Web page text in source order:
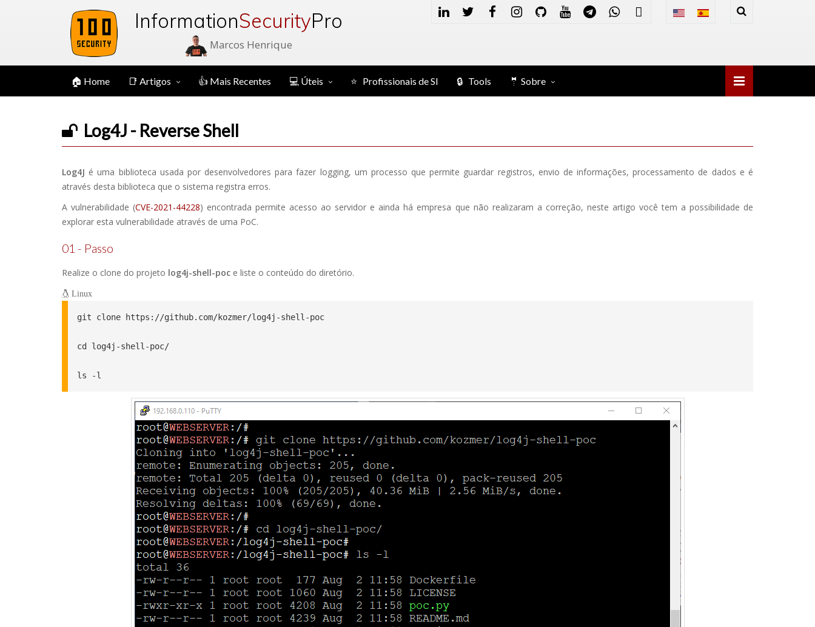
InformationSecurityPro
Marcos Henrique
🏠 Home 📑 Artigos 👍 Mais Recentes 💻 Úteis ⭐ Profissionais de SI 🔒 Tools 🤵 Sobre
Log4J - Reverse Shell
Log4J é uma biblioteca usada por desenvolvedores para fazer logging, um processo que permite guardar registros, envio de informações, processamento de dados e é
através desta biblioteca que o sistema registra erros.
A vulnerabilidade (CVE-2021-44228) encontrada permite acesso ao servidor e ainda há empresa que não realizaram a correção, neste artigo você tem a possibilidade de
explorar esta vulnerabilidade através de uma PoC.
01 - Passo
Realize o clone do projeto log4j-shell-poc e liste o conteúdo do diretório.
Linux
git clone https://github.com/kozmer/log4j-shell-poc
cd log4j-shell-poc/
ls -l